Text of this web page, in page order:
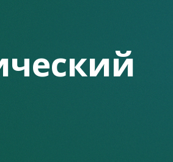
с введением чрезвычайного
с различного рода
характерным
горячей линии, к которому граждане
позвонил первым. Поэтому
выполняли указания их